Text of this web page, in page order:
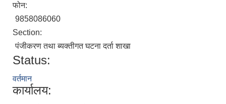
फोन:
9858086060
Section:
पंजीकरण तथा ब्यक्तीगत घटना दर्ता शाखा
Status:
वर्तमान
कार्यालय: